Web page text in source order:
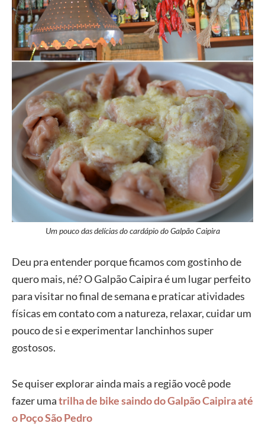
Um pouco das delícias do cardápio do Galpão Caipira
Deu pra entender porque ficamos com gostinho de
quero mais, né? O Galpão Caipira é um lugar perfeito
para visitar no final de semana e praticar atividades
físicas em contato com a natureza, relaxar, cuidar um
pouco de si e experimentar lanchinhos super
gostosos.
Se quiser explorar ainda mais a região você pode
fazer umatrilha de bike saindo do Galpão Caipira até
o Poço São Pedro